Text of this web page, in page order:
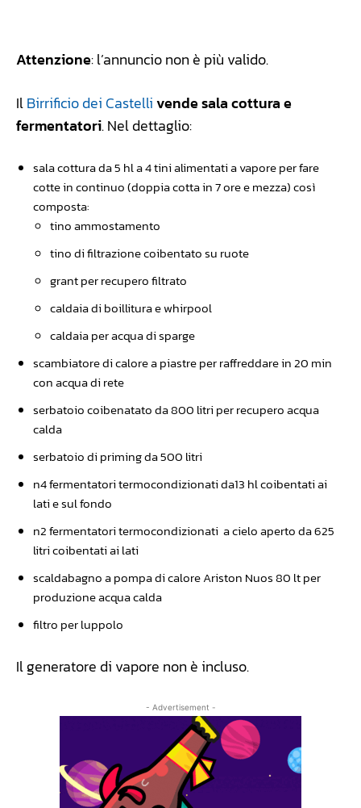
Attenzione: l’annuncio non è più valido.
IlBirrificio dei Castellivende sala cottura e
fermentatori. Nel dettaglio:
sala cottura da 5 hl a 4 tini alimentati a vapore per fare
cotte in continuo (doppia cotta in 7 ore e mezza) così
composta:
tino ammostamento
tino di filtrazione coibentato su ruote
grant per recupero filtrato
caldaia di boillitura e whirpool
caldaia per acqua di sparge
scambiatore di calore a piastre per raffreddare in 20 min
con acqua di rete
serbatoio coibenatato da 800 litri per recupero acqua
calda
serbatoio di priming da 500 litri
n4 fermentatori termocondizionati da13 hl coibentati ai
lati e sul fondo
n2 fermentatori termocondizionati a cielo aperto da 625
litri coibentati ai lati
scaldabagno a pompa di calore Ariston Nuos 80 lt per
produzione acqua calda
filtro per luppolo
Il generatore di vapore non è incluso.
- Advertisement -